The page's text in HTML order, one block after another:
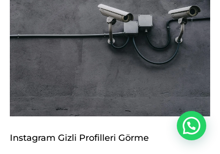
Instagram Gizli Profilleri Görme